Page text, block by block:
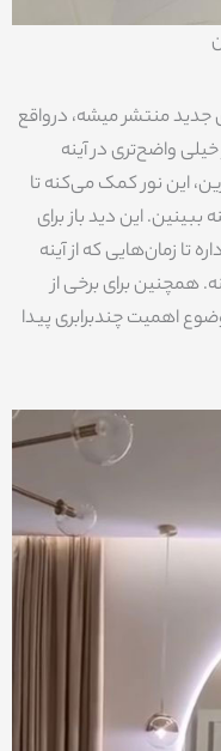
جدید منتشر میشه، درواقع
واضح‌تری در آینه
این نور کمک می‌کنه تا
این دید باز برای
زمان‌هایی که از آینه
همچنین برای برخی از
اهمیت چندبرابری پیدا